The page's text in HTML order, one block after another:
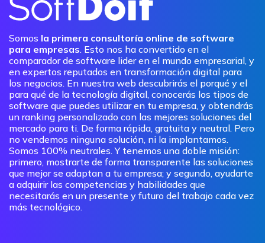
Somos la primera consultoría online de software
para empresas. Esto nos ha convertido en el
comparador de software lider en el mundo empresarial, y
en expertos reputados en transformación digital para
los negocios. En nuestra web descubrirás el porqué y el
para qué de la tecnología digital, conocerás los tipos de
software que puedes utilizar en tu empresa, y obtendrás
un ranking personalizado con las mejores soluciones del
mercado para ti. De forma rápida, gratuita y neutral. Pero
no vendemos ninguna solución, ni la implantamos.
Somos 100% neutrales. Y tenemos una doble misión:
primero, mostrarte de forma transparente las soluciones
que mejor se adaptan a tu empresa; y segundo, ayudarte
a adquirir las competencias y habilidades que
necesitarás en un presente y futuro del trabajo cada vez
más tecnológico.